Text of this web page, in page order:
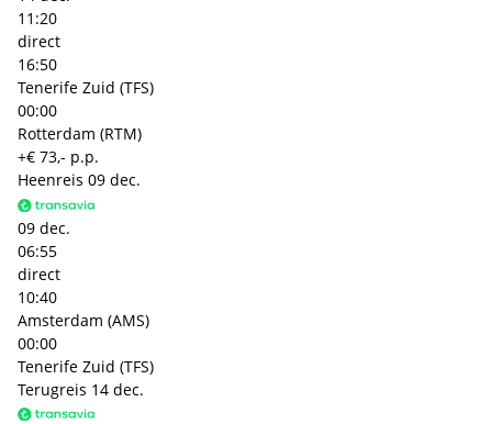
11:20
direct
16:50
Tenerife Zuid (TFS)
00:00
Rotterdam (RTM)
+€ 73,- p.p.
Heenreis 09 dec.
09 dec.
06:55
direct
10:40
Amsterdam (AMS)
00:00
Tenerife Zuid (TFS)
Terugreis 14 dec.